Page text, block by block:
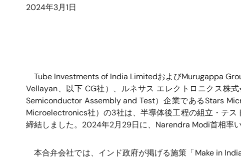
2024年3月1日
Tube Investments of India LimitedおよびMurugappa
Vellayan、以下 CG社）、ルネサス エレクトロニクス株
Semiconductor Assembly and Test）企業であるStars
Microelectronics社）の3社は、半導体後工程の組立・テス
締結しました。 2024年2月29日に、 Narendra Modi首相率
本合弁会社では、インド政府が掲げる施策「Make in